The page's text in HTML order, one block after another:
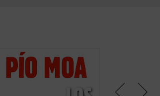
Probablemente el libro más
esclarecedor sobre el proceso que
condujo a la guerra civil, escrito
por uno de los historiadores que
para el estudio